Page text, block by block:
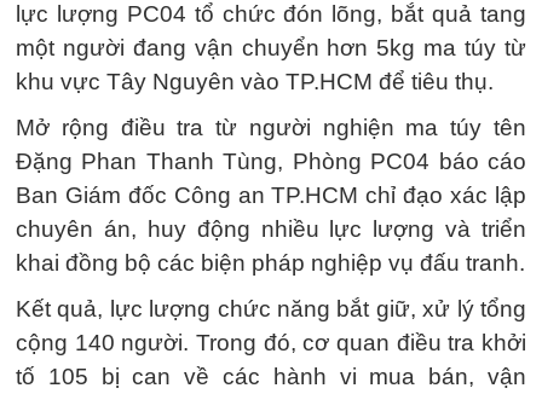
lực lượng PC04 tổ chức đón lõng, bắt quả tang
một người đang vận chuyển hơn 5kg ma túy từ
khu vực Tây Nguyên vào TP.HCM để tiêu thụ.
Mở rộng điều tra từ người nghiện ma túy tên
Đặng Phan Thanh Tùng, Phòng PC04 báo cáo
Ban Giám đốc Công an TP.HCM chỉ đạo xác lập
chuyên án, huy động nhiều lực lượng và triển
khai đồng bộ các biện pháp nghiệp vụ đấu tranh.
Kết quả, lực lượng chức năng bắt giữ, xử lý tổng
cộng 140 người. Trong đó, cơ quan điều tra khởi
tố 105 bị can về các hành vi mua bán, vận